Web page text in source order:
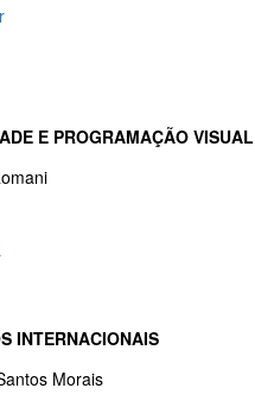
E PROGRAMAÇÃO VISUAL
INTERNACIONAIS
Morais